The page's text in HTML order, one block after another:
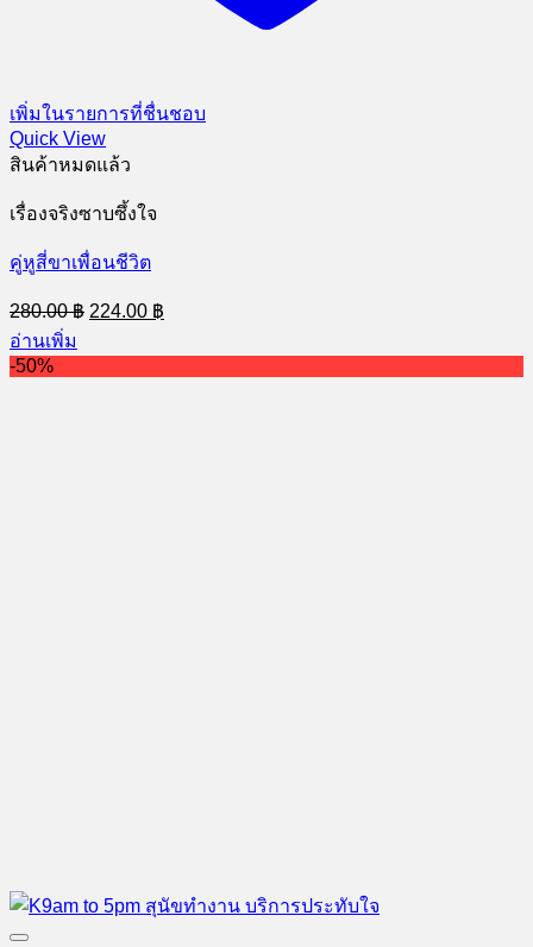
เพิ่มในรายการที่ชื่นชอบ
Quick View
สินค้าหมดแล้ว
เรื่องจริงซาบซึ้งใจ
คู่หูสี่ขาเพื่อนชีวิต
280.00฿ Original
price
280.00 ฿.
224.00 ฿
price
224.00 ฿.
อ่านเพิ่ม
-50%